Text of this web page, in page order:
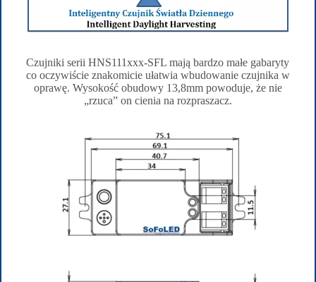
Czujniki serii HNS111xxx-SFL mają bardzo małe gabaryty
co oczywiście znakomicie ułatwia wbudowanie czujnika w
oprawę. Wysokość obudowy 13,8mm powoduje, że nie
„rzuca” on cienia na rozpraszacz.